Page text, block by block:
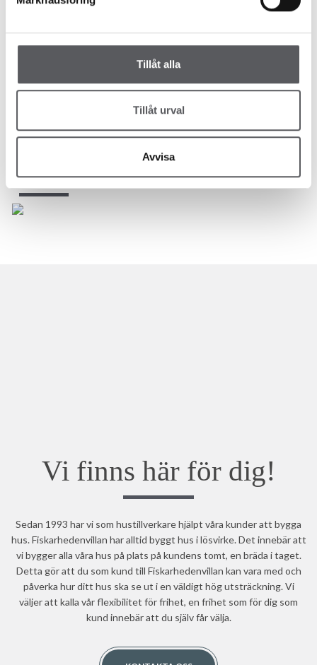
Tillåt alla
Tillåt urval
Avvisa
HUS 35
Vi finns här för dig!
Sedan 1993 har vi som hustillverkare hjälpt våra kunder att bygga
hus. Fiskarhedenvillan har alltid byggt hus i lösvirke. Det innebär att
vi bygger alla våra hus på plats på kundens tomt, en bräda i taget.
Detta gör att du som kund till Fiskarhedenvillan kan vara med och
påverka hur ditt hus ska se ut i en väldigt hög utsträckning. Vi
väljer att kalla vår flexibilitet för frihet, en frihet som för dig som
kund innebär att du själv får välja.